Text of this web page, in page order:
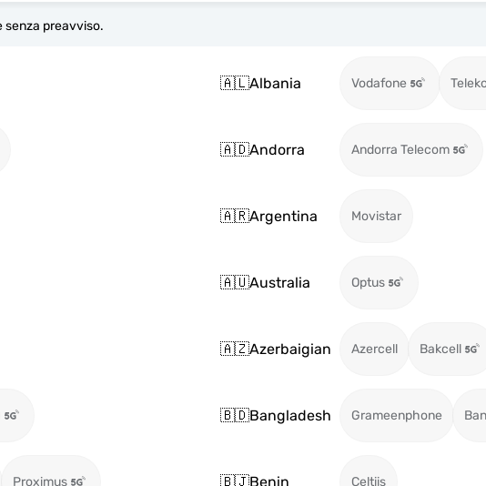
senza preavviso.
🇦🇱Albania Vodafone
🇦🇩Andorra Andorra Telecom
🇦🇷Argentina Movistar
🇦🇺Australia Optus
🇦🇿Azerbaigian Azercell Bakcell
🇧🇩Bangladesh Grameenphone
Proximus 🇧🇯Benin Celtiis